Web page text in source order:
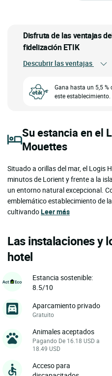
Disfruta de las ventajas
fidelización ETIK
Descubrir las ventajas
Gana hasta un 5,5 %
este establecimiento.
Su estancia en el
Mouettes
Situado a orillas del mar, el Logis
minutos de Lorient y frente a la
un entorno natural excepcional.
emblemático establecimiento de
cultivandoLeer más
Las instalaciones y
hotel
Estancia sostenible:
8.5/10
Aparcamiento privado
Gratuito
Animales aceptados
Pagando De 16.18 USD a
18.49 USD
Acceso para